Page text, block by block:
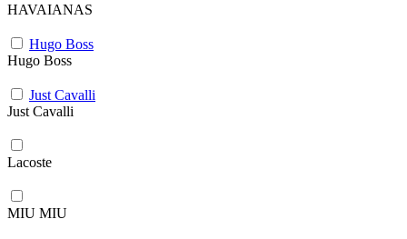
HAVAIANAS
Hugo Boss
Hugo Boss
Just Cavalli
Just Cavalli
Lacoste
MIU MIU